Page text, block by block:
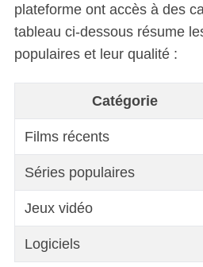
plateforme ont accès à des
tableau ci-dessous résume
populaires et leur qualité :
Catégorie
Films récents
Séries populaires
Jeux vidéo
Logiciels